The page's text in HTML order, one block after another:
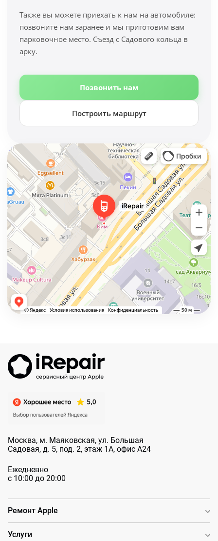
Также вы можете приехать к нам на автомобиле:
позвоните нам заранее и мы приготовим вам
парковочное место. Съезд с Садового кольца в
арку.
Позвонить нам
Построить маршрут
Москва, м. Маяковская, ул. Большая
Садовая, д. 5, под. 2, этаж 1А, офис А24
Ежедневно
с 10:00 до 20:00
Ремонт Apple
Услуги